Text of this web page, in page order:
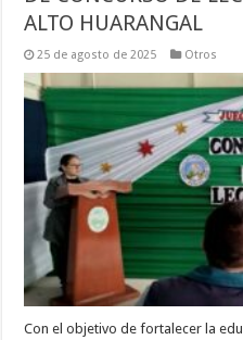
ALTO HUARANGAL
25 de agosto de 2025 Otros
Con el objetivo de fortalecer la